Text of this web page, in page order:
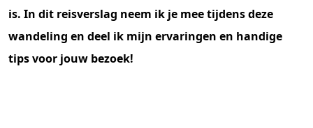
is. In dit reisverslag neem ik je mee tijdens deze
wandeling en deel ik mijn ervaringen en handige
tips voor jouw bezoek!